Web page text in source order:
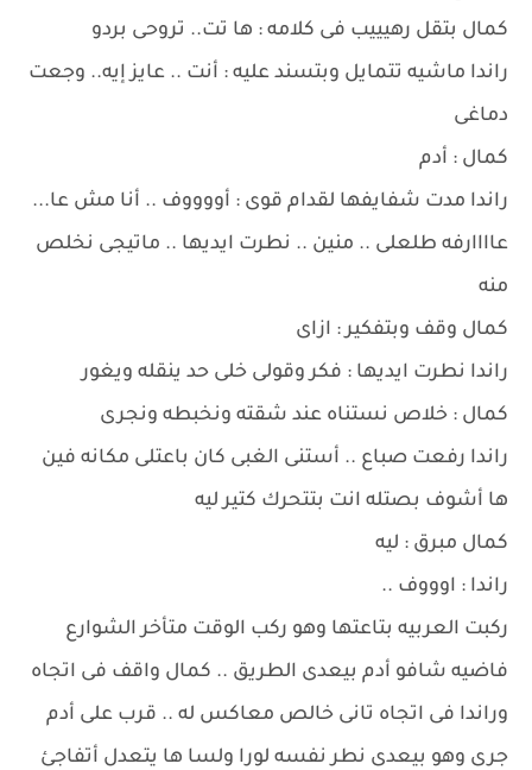
كمال بتقل رهيييب فى كلامه : ها تت.. تروحى بردو
راندا ماشيه تتمايل وبتسند عليه : أنت .. عايز إيه.. وجعت
دماغى
كمال : أدم
راندا مدت شفايفها لقدام قوى : أووووف .. أنا مش عا...
عاااارفه طلعلى .. منين .. نطرت ايديها .. ماتيجى نخلص
منه
كمال وقف وبتفكير : ازاى
راندا نطرت ايديها : فكر وقولى خلى حد ينقله ويغور
كمال : خلاص نستناه عند شقته ونخبطه ونجرى
راندا رفعت صباع .. أستنى الغبى كان باعتلى مكانه فين
ها أشوف بصتله انت بتتحرك كتير ليه
كمال مبرق : ليه
راندا : اوووف ..
ركبت العربيه بتاعتها وهو ركب الوقت متأخر الشوارع
فاضيه شافو أدم بيعدى الطريق .. كمال واقف فى اتجاه
وراندا فى اتجاه تانى خالص معاكس له .. قرب على أدم
جرى وهو بيعدى نطر نفسه لورا ولسا ها يتعدل أتفاجئ